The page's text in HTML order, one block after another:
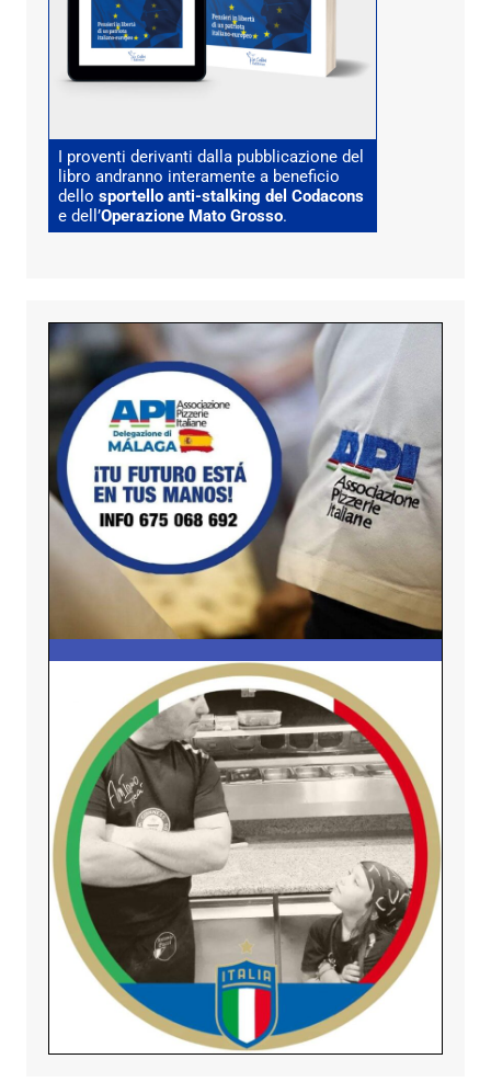
I proventi derivanti dalla pubblicazione del
libro andranno interamente a beneficio
dello sportello anti-stalking del Codacons
e dell’Operazione Mato Grosso.